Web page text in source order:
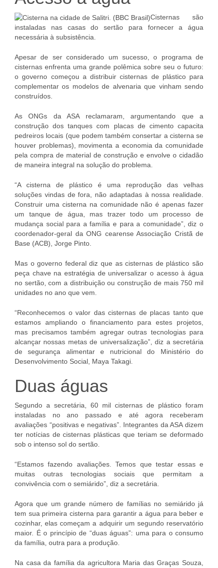
Cisternas são
instaladas nas casas do sertão para fornecer a água
necessária à subsistência.
Apesar de ser considerado um sucesso, o programa de
cisternas enfrenta uma grande polêmica sobre seu o futuro:
o governo começou a distribuir cisternas de plástico para
complementar os modelos de alvenaria que vinham sendo
construídos.
As ONGs da ASA reclamaram, argumentando que a
construção dos tanques com placas de cimento capacita
pedreiros locais (que podem também consertar a cisterna se
houver problemas), movimenta a economia da comunidade
pela compra de material de construção e envolve o cidadão
de maneira integral na solução do problema.
“A cisterna de plástico é uma reprodução das velhas
soluções vindas de fora, não adaptadas à nossa realidade.
Construir uma cisterna na comunidade não é apenas fazer
um tanque de água, mas trazer todo um processo de
mudança social para a família e para a comunidade”, diz o
coordenador-geral da ONG cearense Associação Cristã de
Base (ACB), Jorge Pinto.
Mas o governo federal diz que as cisternas de plástico são
peça chave na estratégia de universalizar o acesso à água
no sertão, com a distribuição ou construção de mais 750 mil
unidades no ano que vem.
“Reconhecemos o valor das cisternas de placas tanto que
estamos ampliando o financiamento para estes projetos,
mas precisamos também agregar outras tecnologias para
alcançar nossas metas de universalização”, diz a secretária
de segurança alimentar e nutricional do Ministério do
Desenvolvimento Social, Maya Takagi.
Duas águas
Segundo a secretária, 60 mil cisternas de plástico foram
instaladas no ano passado e até agora receberam
avaliações “positivas e negativas”. Integrantes da ASA dizem
ter notícias de cisternas plásticas que teriam se deformado
sob o intenso sol do sertão.
“Estamos fazendo avaliações. Temos que testar essas e
muitas outras tecnologias sociais que permitam a
convivência com o semiárido”, diz a secretária.
Agora que um grande número de famílias no semiárido já
tem sua primeira cisterna para garantir a água para beber e
cozinhar, elas começam a adquirir um segundo reservatório
maior. É o princípio de “duas águas”: uma para o consumo
da família, outra para a produção.
Na casa da família da agricultora Maria das Graças Souza,